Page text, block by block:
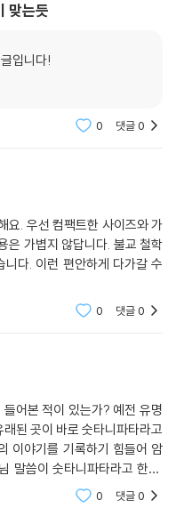
맞는듯
입니다!
0 댓글0
요. 우선 컴팩트한 사이즈와 가
은 가볍지 않답니다. 불교 철학
다. 이런 편안하게 다가갈 수
0 댓글0
어본 적이 있는가? 예전 유명
된 곳이 바로 숫타니파타라고
이야기를 기록하기 힘들어 암
말씀이 숫타니파타라고 한다.
으면 다른 책과는 다른점을 느
0 댓글0